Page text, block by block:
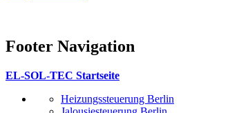
Footer Navigation
EL-SOL-TEC Startseite
Heizungssteuerung Berlin